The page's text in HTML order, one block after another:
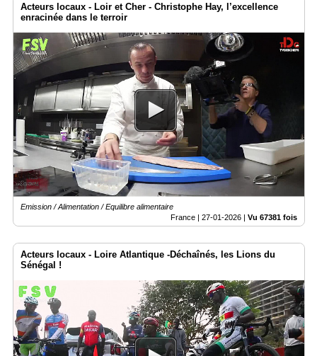
Acteurs locaux - Loir et Cher - Christophe Hay, l’excellence
enracinée dans le terroir
Emission / Alimentation / Equilibre alimentaire
France | 27-01-2026 | Vu 67381 fois
Acteurs locaux - Loire Atlantique -Déchaînés, les Lions du
Sénégal !